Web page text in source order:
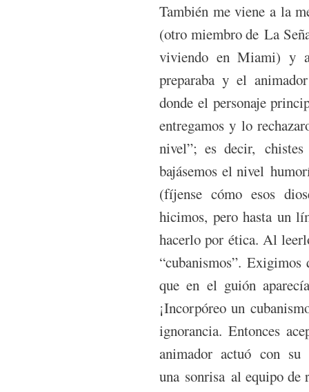
También me viene a la
(otro miembro de La
viviendo en Miami) y
preparaba y el
donde el personaje
entregamos y lo
nivel”; es decir,
bajásemos el nivel
(fíjense cómo esos
hicimos, pero hasta un
hacerlo por ética. Al
“cubanismos”.
que en el guión
¡Incorpóreo un
ignorancia. Entonces
animador actuó con
una sonrisa al equipo de